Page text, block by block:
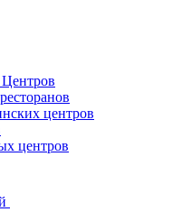
центров
центров